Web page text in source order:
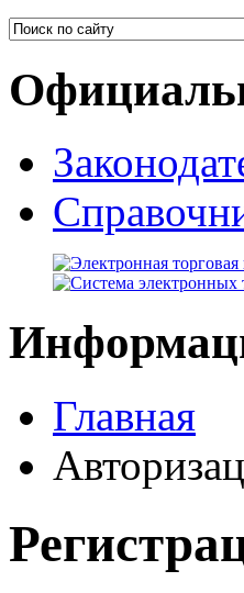
Главная